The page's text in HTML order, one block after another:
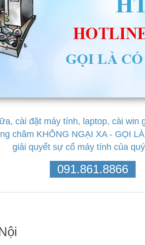
cài đặt máy tính, laptop, cài
châm KHÔNG NGẠI XA - GỌI
giải quyết sự cố máy tính của
091.861.8866